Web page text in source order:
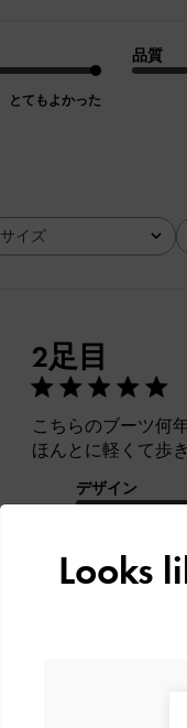
とてもよかった
品質
サイズ
全て
2足目
こちらのブーツ何
ほんとに軽くて歩
デザイン
Looks